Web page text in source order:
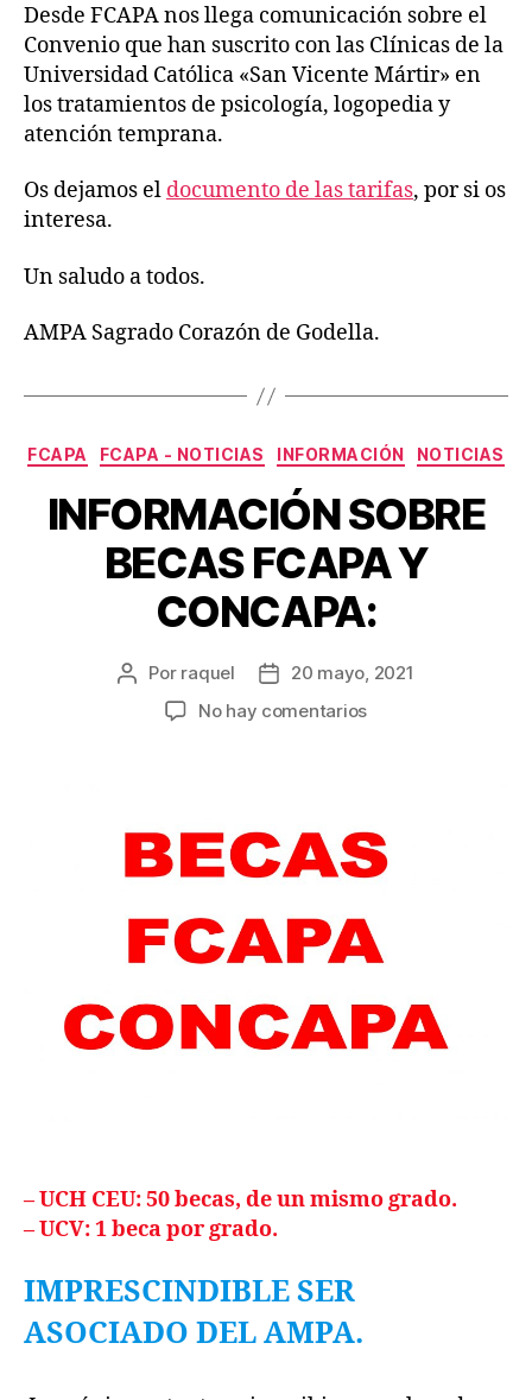
Desde FCAPA nos llega comunicación sobre el
Convenio que han suscrito con las Clínicas de la
Universidad Católica «San Vicente Mártir» en
los tratamientos de psicología, logopedia y
atención temprana.
Os dejamos el documento de las tarifas, por si os
interesa.
Un saludo a todos.
AMPA Sagrado Corazón de Godella.
Categorías
FCAPA FCAPA - NOTICIAS INFORMACIÓN NOTICIAS
INFORMACIÓN SOBRE
BECAS FCAPA Y
CONCAPA:
Autor
Por raquel
Fecha20 mayo, 2021
No hay comentariosen
Y
CONCAPA:
– UCH CEU: 50 becas, de un mismo grado.
– UCV:1 beca por grado.
IMPRESCINDIBLE SER
ASOCIADO DEL AMPA.